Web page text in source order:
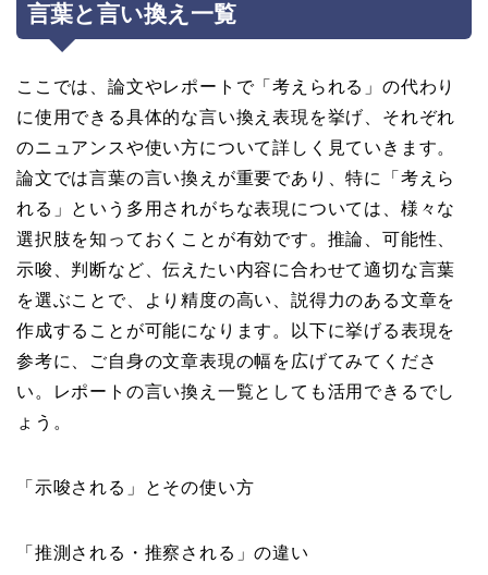
言葉と言い換え一覧
ここでは、論文やレポートで「考えられる」の代わり
に使用できる具体的な言い換え表現を挙げ、それぞれ
のニュアンスや使い方について詳しく見ていきます。
論文では言葉の言い換えが重要であり、特に「考えら
れる」という多用されがちな表現については、様々な
選択肢を知っておくことが有効です。推論、可能性、
示唆、判断など、伝えたい内容に合わせて適切な言葉
を選ぶことで、より精度の高い、説得力のある文章を
作成することが可能になります。以下に挙げる表現を
参考に、ご自身の文章表現の幅を広げてみてくださ
い。レポートの言い換え一覧としても活用できるでし
ょう。
「示唆される」とその使い方
「推測される・推察される」の違い